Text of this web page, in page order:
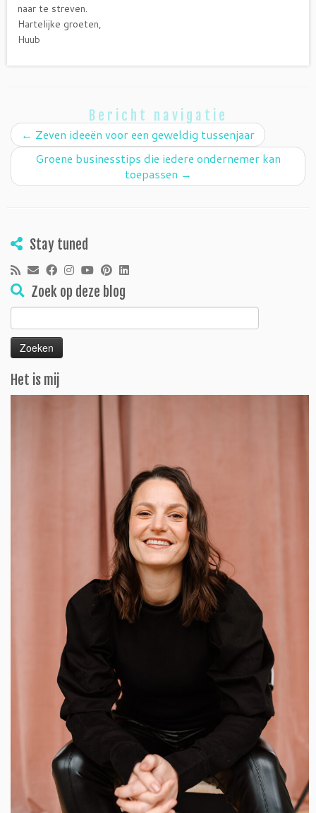
naar te streven.
Hartelijke groeten,
Huub
Bericht navigatie
← Zeven ideeën voor een geweldig tussenjaar
Groene businesstips die iedere ondernemer kan
toepassen →
Stay tuned
Zoek op deze blog
naar:
Het is mij